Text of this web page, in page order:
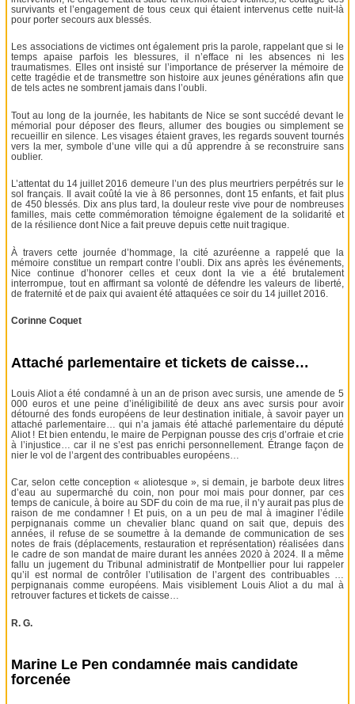
survivants et l’engagement de tous ceux qui étaient intervenus cette nuit-là
pour porter secours aux blessés.
Les associations de victimes ont également pris la parole, rappelant que si le
temps apaise parfois les blessures, il n’efface ni les absences ni les
traumatismes. Elles ont insisté sur l’importance de préserver la mémoire de
cette tragédie et de transmettre son histoire aux jeunes générations afin que
de tels actes ne sombrent jamais dans l’oubli.
Tout au long de la journée, les habitants de Nice se sont succédé devant le
mémorial pour déposer des fleurs, allumer des bougies ou simplement se
recueillir en silence. Les visages étaient graves, les regards souvent tournés
vers la mer, symbole d’une ville qui a dû apprendre à se reconstruire sans
oublier.
L’attentat du 14 juillet 2016 demeure l’un des plus meurtriers perpétrés sur le
sol français. Il avait coûté la vie à 86 personnes, dont 15 enfants, et fait plus
de 450 blessés. Dix ans plus tard, la douleur reste vive pour de nombreuses
familles, mais cette commémoration témoigne également de la solidarité et
de la résilience dont Nice a fait preuve depuis cette nuit tragique.
À travers cette journée d’hommage, la cité azuréenne a rappelé que la
mémoire constitue un rempart contre l’oubli. Dix ans après les événements,
Nice continue d’honorer celles et ceux dont la vie a été brutalement
interrompue, tout en affirmant sa volonté de défendre les valeurs de liberté,
de fraternité et de paix qui avaient été attaquées ce soir du 14 juillet 2016.
Corinne Coquet
Attaché parlementaire et tickets de caisse…
Louis Aliot a été condamné à un an de prison avec sursis, une amende de 5
000 euros et une peine d’inéligibilité de deux ans avec sursis pour avoir
détourné des fonds européens de leur destination initiale, à savoir payer un
attaché parlementaire… qui n’a jamais été attaché parlementaire du député
Aliot ! Et bien entendu, le maire de Perpignan pousse des cris d’orfraie et crie
à l’injustice… car il ne s’est pas enrichi personnellement. Étrange façon de
nier le vol de l’argent des contribuables européens…
Car, selon cette conception « aliotesque », si demain, je barbote deux litres
d’eau au supermarché du coin, non pour moi mais pour donner, par ces
temps de canicule, à boire au SDF du coin de ma rue, il n’y aurait pas plus de
raison de me condamner ! Et puis, on a un peu de mal à imaginer l’édile
perpignanais comme un chevalier blanc quand on sait que, depuis des
années, il refuse de se soumettre à la demande de communication de ses
notes de frais (déplacements, restauration et représentation) réalisées dans
le cadre de son mandat de maire durant les années 2020 à 2024. Il a même
fallu un jugement du Tribunal administratif de Montpellier pour lui rappeler
qu’il est normal de contrôler l’utilisation de l’argent des contribuables …
perpignanais comme européens. Mais visiblement Louis Aliot a du mal à
retrouver factures et tickets de caisse…
R. G.
Marine Le Pen condamnée mais candidate
forcenée